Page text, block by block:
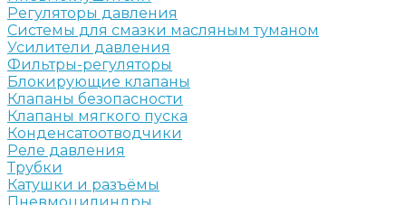
Регуляторы давления
Системы для смазки масляным туманом
Усилители давления
Фильтры-регуляторы
Блокирующие клапаны
Клапаны безопасности
Клапаны мягкого пуска
Конденсатоотводчики
Реле давления
Трубки
Катушки и разъёмы